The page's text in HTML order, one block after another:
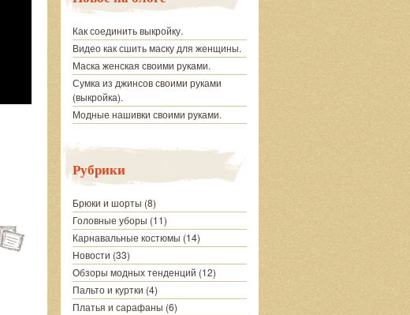
Как соединить выкройку.
Видео как сшить маску для женщины.
Маска женская своими руками.
Сумка из джинсов своими руками
(выкройка).
Модные нашивки своими руками.
Рубрики
Брюки и шорты (8)
Головные уборы (11)
Карнавальные костюмы (14)
Новости (33)
Обзоры модных тенденций (12)
Пальто и куртки (4)
Платья и сарафаны (6)